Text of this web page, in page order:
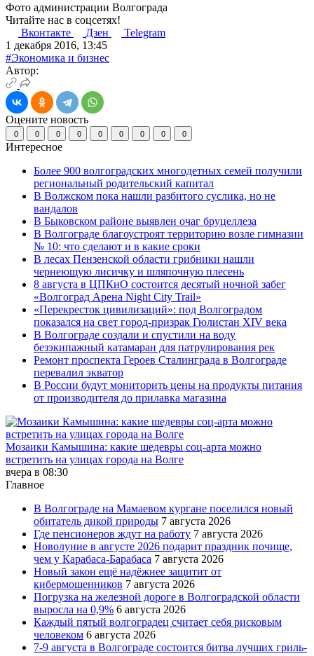
Фото администрации Волгограда
Читайте нас в соцсетях!
Вконтакте
Дзен
Telegram
1 декабря 2016, 13:45
#Экономика и бизнес
Автор:
Оцените новость
0 0 0 0 0 0 0 0 0
Интересное
Более 900 волгоградских многодетных семей получили
региональный родительский капитал
В Волжском пока нашли разбитого суслика, но не
вандалов
В Быковском районе выявлен очаг бруцеллеза
В Волгограде благоустроят территорию возле гимназии
№ 10: что сделают и в какие сроки
В лесах Пензенской области грибники нашли
чернеющую лисичку и шляпочную плесень
8 августа в ЦПКиО состоится десятый ночной забег
«Волгоград Арена Night City Trail»
«Перекресток цивилизаций»: под Волгоградом
показался на свет город-призрак Гюлистан XIV века
В Волгограде создали и спустили на воду
безэкипажный катамаран для патрулирования рек
Ремонт проспекта Героев Сталинграда в Волгограде
перевалил экватор
В России будут мониторить цены на продукты питания
от производителя до прилавка магазина
Мозаики Камышина: какие шедевры соц-арта можно
встретить на улицах города на Волге
вчера в 08:30
Главное
В Волгограде на Мамаевом кургане поселился новый
обитатель дикой природы 7 августа 2026
Где пенсионеров ждут на работу 7 августа 2026
Новолуние в августе 2026 подарит праздник почище,
чем у Карабаса-Барабаса 7 августа 2026
Новый закон ещё надёжнее защитит от
кибермошенников 7 августа 2026
Погрузка на железной дороге в Волгоградской области
выросла на 0,9% 6 августа 2026
Каждый пятый волгоградец считает себя рисковым
человеком 6 августа 2026
7-9 августа в Волгограде состоится битва лучших гриль-